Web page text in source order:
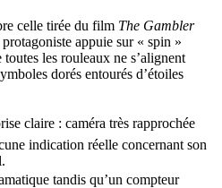
celle tirée du film The Gambler
appuie sur « spin »
les rouleaux ne s’alignent
dorés entourés d’étoiles
claire : caméra très rapprochée
indication réelle concernant son
tandis qu’un compteur